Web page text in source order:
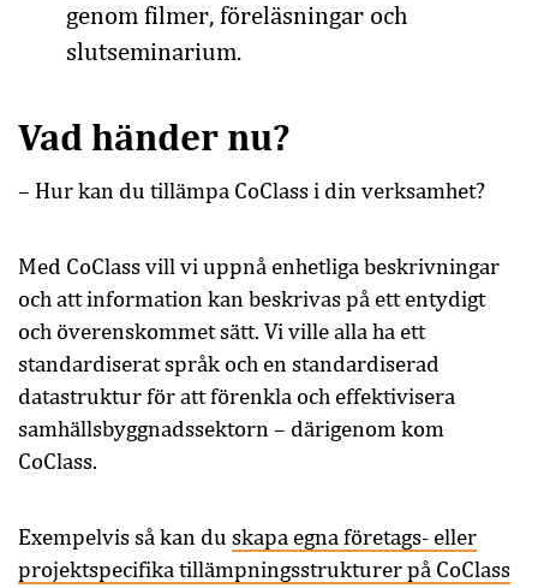
genom filmer, föreläsningar och
slutseminarium.
Vad händer nu?
– Hur kan du tillämpa CoClass i din verksamhet?
Med CoClass vill vi uppnå enhetliga beskrivningar
och att information kan beskrivas på ett entydigt
och överenskommet sätt. Vi ville alla ha ett
standardiserat språk och en standardiserad
datastruktur för att förenkla och effektivisera
samhällsbyggnadssektorn – därigenom kom
CoClass.
Exempelvis så kan du skapa egna företags- eller
projektspecifika tillämpningsstrukturer på CoClass